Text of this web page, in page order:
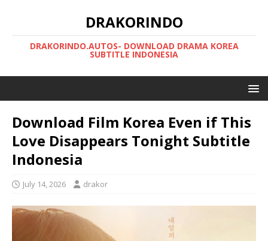
DRAKORINDO
DRAKORINDO.AUTOS- DOWNLOAD DRAMA KOREA
SUBTITLE INDONESIA
Download Film Korea Even if This
Love Disappears Tonight Subtitle
Indonesia
July 14, 2026 drakor